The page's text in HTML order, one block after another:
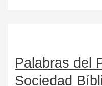
Palabras del
Sociedad